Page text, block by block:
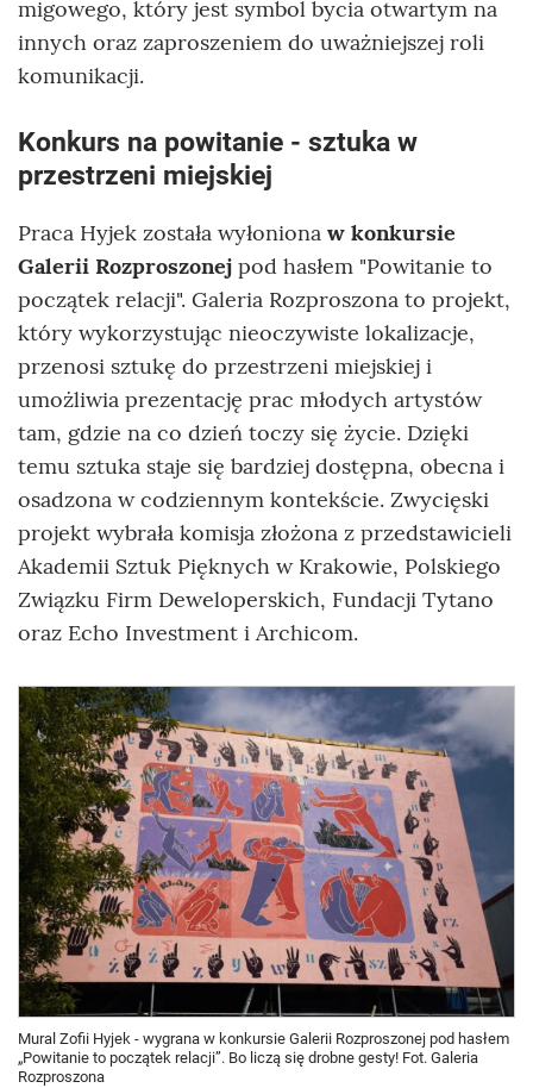
migowego, który jest symbol bycia otwartym na
innych oraz zaproszeniem do uważniejszej roli
komunikacji.
Konkurs na powitanie - sztuka w
przestrzeni miejskiej
Praca Hyjek została wyłoniona w konkursie
Galerii Rozproszonej pod hasłem "Powitanie to
początek relacji". Galeria Rozproszona to projekt,
który wykorzystując nieoczywiste lokalizacje,
przenosi sztukę do przestrzeni miejskiej i
umożliwia prezentację prac młodych artystów
tam, gdzie na co dzień toczy się życie. Dzięki
temu sztuka staje się bardziej dostępna, obecna i
osadzona w codziennym kontekście. Zwycięski
projekt wybrała komisja złożona z przedstawicieli
Akademii Sztuk Pięknych w Krakowie, Polskiego
Związku Firm Deweloperskich, Fundacji Tytano
oraz Echo Investment i Archicom.
Mural Zofii Hyjek - wygrana w konkursie Galerii Rozproszonej pod hasłem
„Powitanie to początek relacji”. Bo liczą się drobne gesty! Fot. Galeria
Rozproszona